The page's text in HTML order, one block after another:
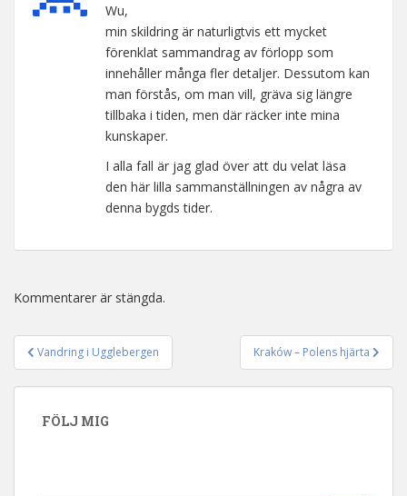
Wu,
min skildring är naturligtvis ett mycket
förenklat sammandrag av förlopp som
innehåller många fler detaljer. Dessutom kan
man förstås, om man vill, gräva sig längre
tillbaka i tiden, men där räcker inte mina
kunskaper.
I alla fall är jag glad över att du velat läsa
den här lilla sammanställningen av några av
denna bygds tider.
Kommentarer är stängda.
Inläggsnavigering
Vandring i Ugglebergen Kraków – Polens hjärta
FÖLJ MIG